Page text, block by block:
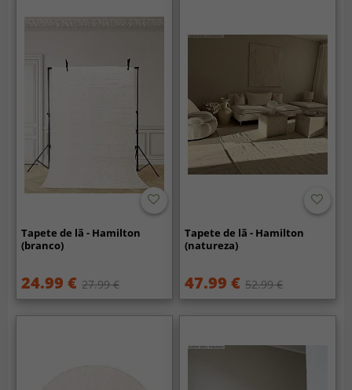
Tapete de lã - Hamilton
(branco)
24.99 € 27.99 €
Tapete de lã - Hamilton
(natureza)
47.99 € 52.99 €